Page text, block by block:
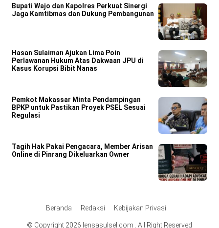
Bupati Wajo dan Kapolres Perkuat Sinergi
Jaga Kamtibmas dan Dukung Pembangunan
Hasan Sulaiman Ajukan Lima Poin
Perlawanan Hukum Atas Dakwaan JPU di
Kasus Korupsi Bibit Nanas
Pemkot Makassar Minta Pendampingan
BPKP untuk Pastikan Proyek PSEL Sesuai
Regulasi
Tagih Hak Pakai Pengacara, Member Arisan
Online di Pinrang Dikeluarkan Owner
Beranda Redaksi Kebijakan Privasi
© Copyright 2026 lensasulsel.com . All Right Reserved